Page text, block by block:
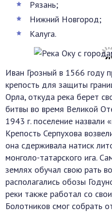
Рязань;
Нижний Новгород;
Калуга.
Иван Грозный в 1566 году
крепость для защиты
Орла, откуда река берет
битвы во время Великой
1943 г. поселение назвали
Крепость Серпухова
она сдерживала натиск
монголо-татарского ига.
землях обучал свою рать
располагались обозы
реки также работал со
Болотников смог собрать